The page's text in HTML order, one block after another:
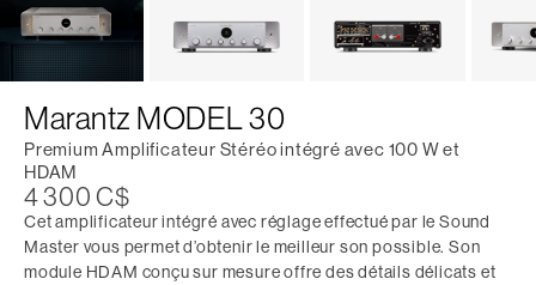
Marantz MODEL 30
Premium Amplificateur Stéréo intégré avec 100 W et
HDAM
4 300 C$
Cet amplificateur intégré avec réglage effectué par le Sound
Master vous permet d’obtenir le meilleur son possible. Son
module HDAM conçu sur mesure offre des détails délicats et